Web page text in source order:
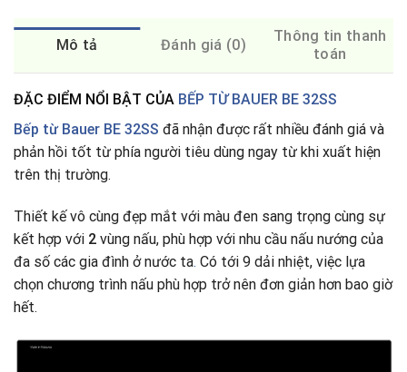
Mô tả Đánh giá (0)
Thông tin thanh
toán
ĐẶC ĐIỂM NỔI BẬT CỦA BẾP TỪ BAUER BE 32SS
Bếp từ Bauer BE 32SS đã nhận được rất nhiều đánh giá và
phản hồi tốt từ phía người tiêu dùng ngay từ khi xuất hiện
trên thị trường.
Thiết kế vô cùng đẹp mắt với màu đen sang trọng cùng sự
kết hợp với 2 vùng nấu, phù hợp với nhu cầu nấu nướng của
đa số các gia đình ở nước ta. Có tới 9 dải nhiệt, việc lựa
chọn chương trình nấu phù hợp trở nên đơn giản hơn bao giờ
hết.